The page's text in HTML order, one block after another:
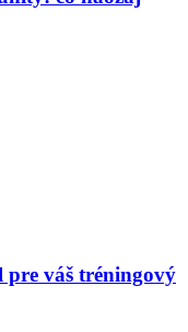
pre váš tréningový